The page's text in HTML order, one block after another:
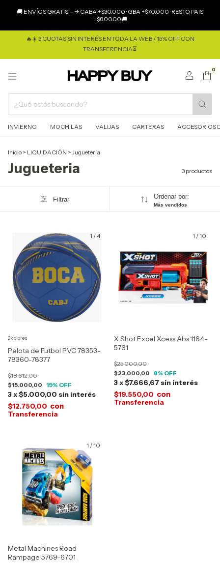
🚚 ENVÍOS GRATIS ---> CABA +$30.000 · GBA +$70.000 · RESTO PAIS
+$80000🚚
🔥☀️ 3 CUOTAS SIN INTERÉS EN TODA LA WEB / 15% OFF CON
TRANSFERENCIA⏳
0
INVIERNO MOCHILAS VALIJAS CARTERAS ACCESORIOS
Inicio > LIQUIDACIÓN > Jugueteria
Jugueteria 3 productos
Filtrar Ordenar por:
Más vendidos
1 /4
Pelota de Futbol PVC 78353-
78360-78377
$15.000,00
$18.612,00
19% OFF
3x$5.000,00 sin interés
$12.750,00 con
2 colores
1 /10
X Shot Excel Xcess Abs 1164-
5761
$23.000,00
$25.000,00
8% OFF
3x$7.666,67 sin interés
$19.550,00 con
1 /10
Metal Machines Road
Rampage 5769-6701